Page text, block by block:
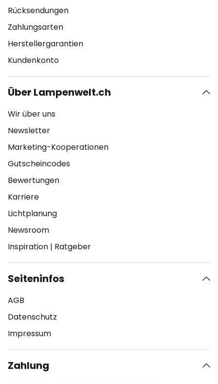
Rücksendungen
Zahlungsarten
Herstellergarantien
Kundenkonto
Über Lampenwelt.ch
Wir über uns
Newsletter
Marketing-Kooperationen
Gutscheincodes
Bewertungen
Karriere
Lichtplanung
Newsroom
Inspiration | Ratgeber
Seiteninfos
AGB
Datenschutz
Impressum
Zahlung